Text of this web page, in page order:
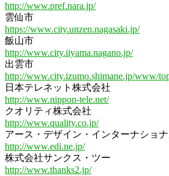
http://www.pref.nara.jp/
雲仙市
https://www.city.unzen.nagasaki.jp/
飯山市
http://www.city.iiyama.nagano.jp/
出雲市
http://www.city.izumo.shimane.jp/www/
日本テレネット株式会社
http://www.nippon-tele.net/
クオリティ株式会社
http://www.quality.co.jp/
アース・デザイン・インターナショ
http://www.edi.ne.jp/
株式会社サンクス・ツー
http://www.thanks2.jp/